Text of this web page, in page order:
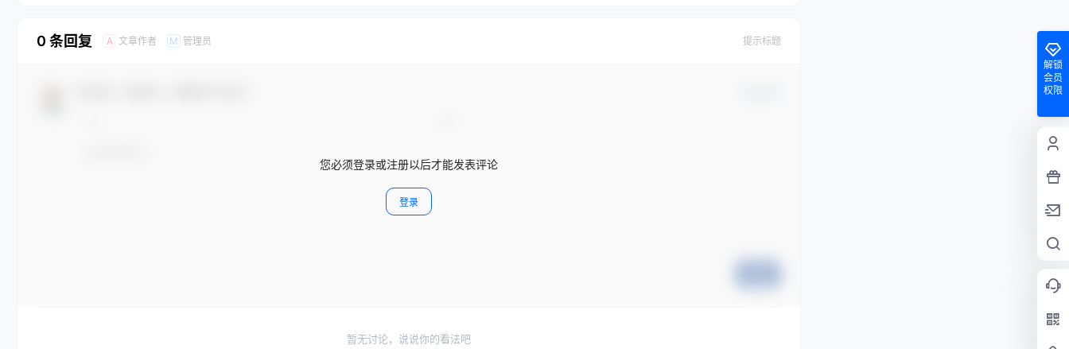
0 条回复 A 文章作者 M 管理员 提示标题
您必须登录或注册以后才能发表评论
登录
暂无讨论，说说你的看法吧
解锁
会员
权限